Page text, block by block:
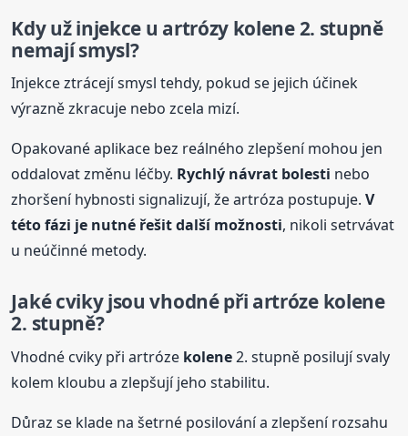
Kdy už injekce u artrózy kolene2. stupně
nemají smysl?
Injekce ztrácejí smysl tehdy, pokud se jejich účinek
výrazně zkracuje nebo zcela mizí.
Opakované aplikace bez reálného zlepšení mohou jen
oddalovat změnu léčby. Rychlý návrat bolesti nebo
zhoršení hybnosti signalizují, že artróza postupuje.V
této fázi je nutné řešit další možnosti, nikoli setrvávat
u neúčinné metody.
Jaké cviky jsou vhodné při artróze kolene
2. stupně?
Vhodné cviky při artróze kolene2. stupně posilují svaly
kolem kloubu a zlepšují jeho stabilitu.
Důraz se klade na šetrné posilování a zlepšení rozsahu